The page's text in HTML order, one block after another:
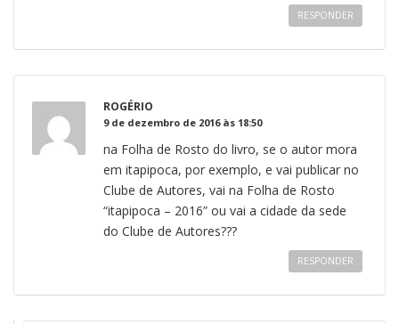
RESPONDER
ROGÉRIO
9 de dezembro de 2016 às 18:50
na Folha de Rosto do livro, se o autor mora
em itapipoca, por exemplo, e vai publicar no
Clube de Autores, vai na Folha de Rosto
“itapipoca – 2016” ou vai a cidade da sede
do Clube de Autores???
RESPONDER